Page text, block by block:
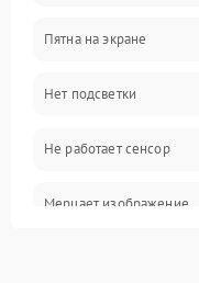
Проблемы с
Проблемы с работой
Пятна на экране
Нет подсветки
Не работает сенсор
Мерцает изображение